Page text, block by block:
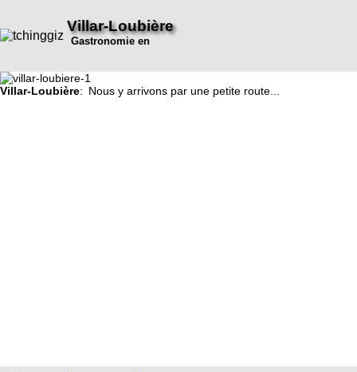
Villar-Loubière
Gastronomie en
Villar-Loubière: Nous y arrivons par une petite route...